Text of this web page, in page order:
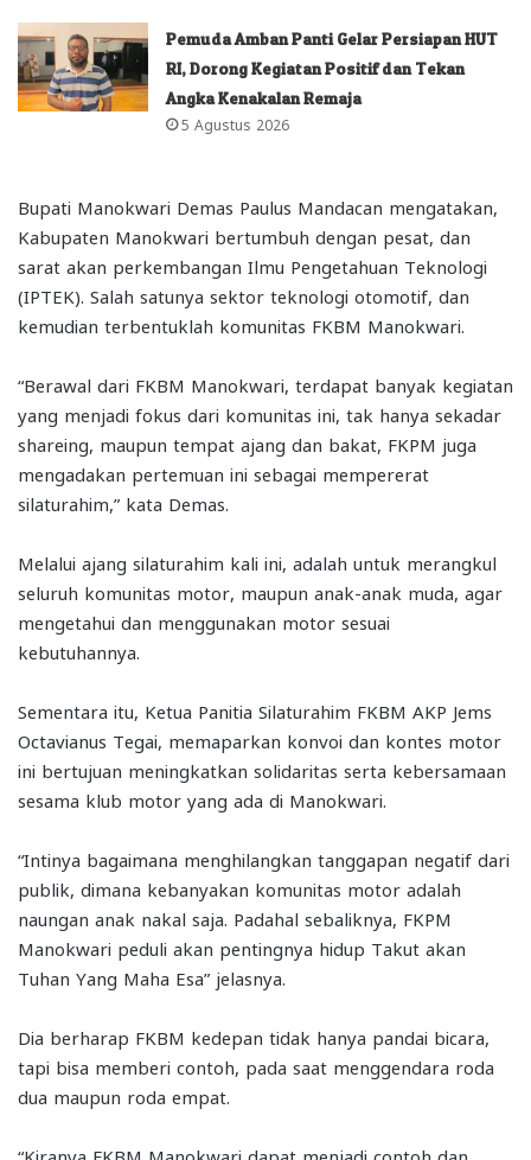
Pemuda Amban Panti Gelar Persiapan HUT
RI, Dorong Kegiatan Positif dan Tekan
Angka Kenakalan Remaja
5 Agustus 2026
Bupati Manokwari Demas Paulus Mandacan mengatakan,
Kabupaten Manokwari bertumbuh dengan pesat, dan
sarat akan perkembangan Ilmu Pengetahuan Teknologi
(IPTEK). Salah satunya sektor teknologi otomotif, dan
kemudian terbentuklah komunitas FKBM Manokwari.
“Berawal dari FKBM Manokwari, terdapat banyak kegiatan
yang menjadi fokus dari komunitas ini, tak hanya sekadar
shareing, maupun tempat ajang dan bakat, FKPM juga
mengadakan pertemuan ini sebagai mempererat
silaturahim,” kata Demas.
Melalui ajang silaturahim kali ini, adalah untuk merangkul
seluruh komunitas motor, maupun anak-anak muda, agar
mengetahui dan menggunakan motor sesuai
kebutuhannya.
Sementara itu, Ketua Panitia Silaturahim FKBM AKP Jems
Octavianus Tegai, memaparkan konvoi dan kontes motor
ini bertujuan meningkatkan solidaritas serta kebersamaan
sesama klub motor yang ada di Manokwari.
“Intinya bagaimana menghilangkan tanggapan negatif dari
publik, dimana kebanyakan komunitas motor adalah
naungan anak nakal saja. Padahal sebaliknya, FKPM
Manokwari peduli akan pentingnya hidup Takut akan
Tuhan Yang Maha Esa” jelasnya.
Dia berharap FKBM kedepan tidak hanya pandai bicara,
tapi bisa memberi contoh, pada saat menggendara roda
dua maupun roda empat.
“Kiranya FKBM Manokwari dapat menjadi contoh dan